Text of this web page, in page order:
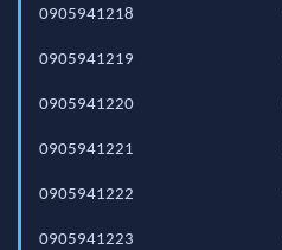
0905941218
0905941219
0905941220
0905941221
0905941222
0905941223